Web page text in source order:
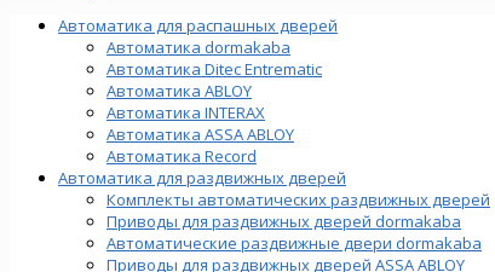
Автоматика для распашных дверей
Автоматика dormakaba
Автоматика Ditec Entrematic
Автоматика ABLOY
Автоматика INTERAX
Автоматика ASSA ABLOY
Автоматика Record
Автоматика для раздвижных дверей
Комплекты автоматических раздвижных дверей
Приводы для раздвижных дверей dormakaba
Автоматические раздвижные двери dormakaba
Приводы для раздвижных дверей ASSA ABLOY